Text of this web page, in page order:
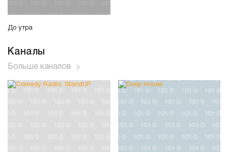
До утра
Каналы
Больше каналов